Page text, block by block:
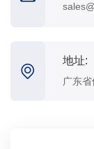
地址:
广东